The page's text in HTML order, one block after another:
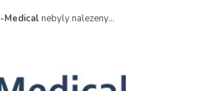
Medical nebyly nalezeny...